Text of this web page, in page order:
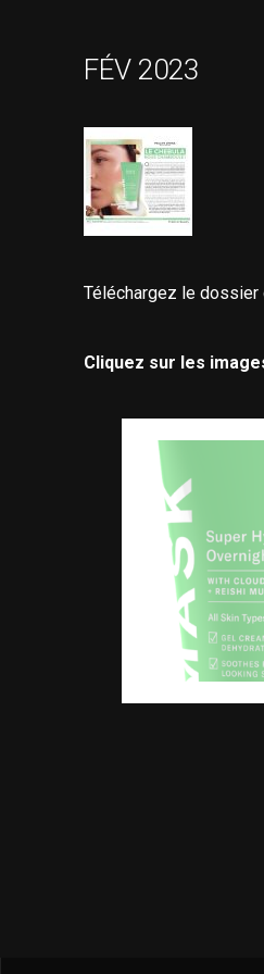
FÉV 2023
Téléchargez le dossier
Cliquez sur les